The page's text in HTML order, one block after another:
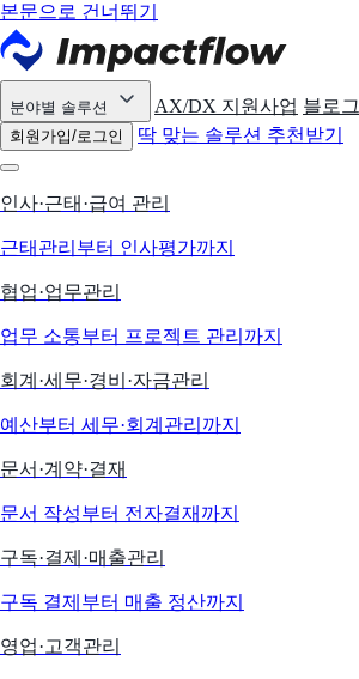
본문으로 건너뛰기
분야별 솔루션 AX/DX 지원사업 블로그
회원가입/로그인 딱 맞는 솔루션 추천받기
인사·근태·급여 관리
근태관리부터 인사평가까지
협업·업무관리
업무 소통부터 프로젝트 관리까지
회계·세무·경비·자금관리
예산부터 세무·회계관리까지
문서·계약·결재
문서 작성부터 전자결재까지
구독·결제·매출관리
구독 결제부터 매출 정산까지
영업·고객관리